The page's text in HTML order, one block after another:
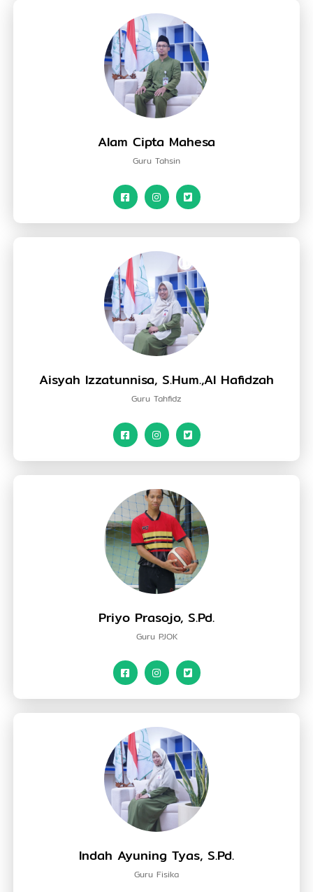
Alam Cipta Mahesa
Guru Tahsin
Aisyah Izzatunnisa, S.Hum.,Al Hafidzah
Guru Tahfidz
Priyo Prasojo, S.Pd.
Guru PJOK
Indah Ayuning Tyas, S.Pd.
Guru Fisika